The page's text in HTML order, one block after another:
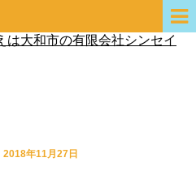
2018年11月27日